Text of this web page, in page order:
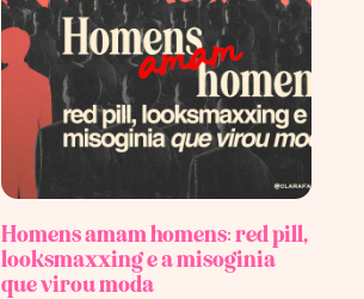
Homens amam homens: red pill,
looksmaxxing e a misoginia
que virou moda